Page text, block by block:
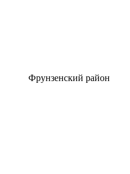
Фрунзенский район